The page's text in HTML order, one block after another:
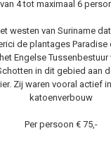
van 4 tot maximaal 6
westen van Suriname
de plantages Paradise
Engelse
in dit gebied aan
Zij waren vooral actief
katoenverbouw
Per persoon € 75,-